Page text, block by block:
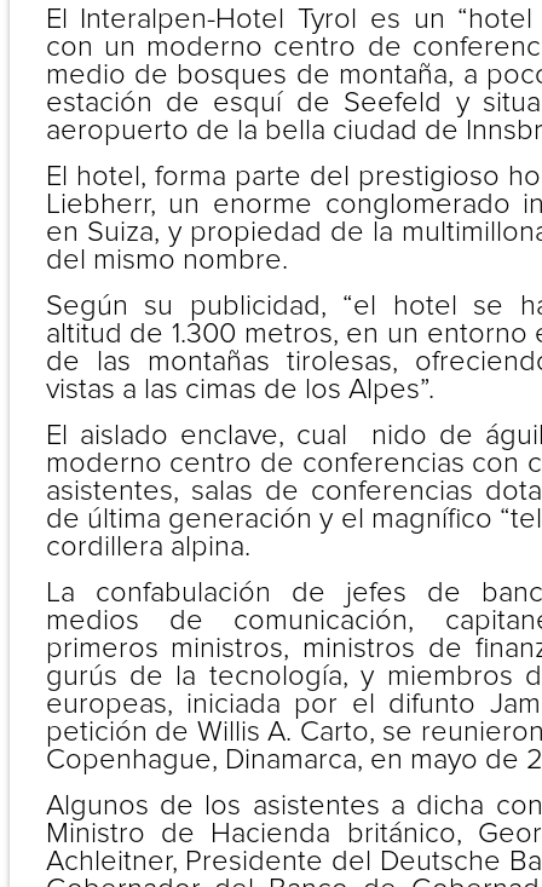
El Interalpen-Hotel Tyrol es un
con un moderno centro de
medio de bosques de montaña, a
estación de esquí de Seefeld y
aeropuerto de la bella ciudad de
El hotel, forma parte del prestigioso
Liebherr, un enorme conglomerado
en Suiza, y propiedad de la
del mismo nombre.
Según su publicidad, “el hotel se
altitud de 1.300 metros, en un entorno
de las montañas tirolesas,
vistas a las cimas de los Alpes”.
El aislado enclave, cual nido de
moderno centro de conferencias con
asistentes, salas de conferencias
de última generación y el magnífico
cordillera alpina.
La confabulación de jefes de
medios de comunicación,
primeros ministros, ministros de
gurús de la tecnología, y miembros
europeas, iniciada por el difunto
petición de Willis A. Carto, se
Copenhague, Dinamarca, en mayo de
Algunos de los asistentes a dicha
Ministro de Hacienda británico,
Achleitner, Presidente del Deutsche